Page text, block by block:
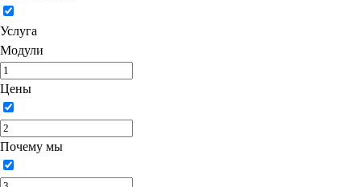
Услуга
Модули
Цены
Почему мы